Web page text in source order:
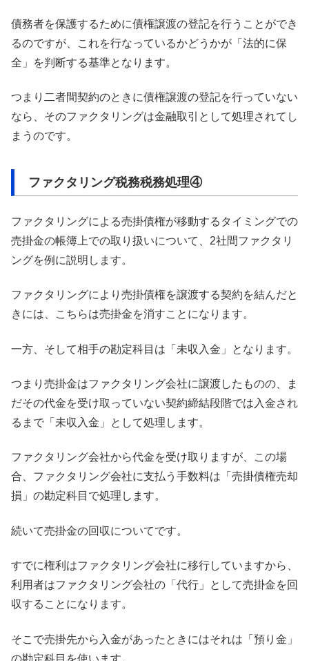
債務者を保護するために債権譲渡の登記を行うことができ
るのですが、これを行なっているかどうかが「法的に保
全」を判断する基準となります。
つまり二者間契約のときに債権譲渡の登記を行っていない
なら、そのファクタリングは金融取引として処理されてし
まうのです。
ファクタリング税務税務処理④
ファクタリングによる売掛債権が移動するタイミングでの
売掛金の帳簿上での取り扱いについて、2社間ファクタリ
ングを例に説明します。
ファクタリングにより売掛債権を譲渡する契約を結んだと
きには、こちらは売掛金を消すことになります。
一方、そして相手の勘定科目は「未収入金」となります。
つまり売掛金はファクタリング会社に譲渡したものの、ま
だその代金を受け取っていない契約締結段階では入金され
るまで「未収入金」として処理します。
ファクタリング会社から代金を受け取りますが、この場
合、ファクタリング会社に支払う手数料は「売掛債権売却
損」の勘定科目で処理します。
続いて売掛金の回収についてです。
すでに権利はファクタリング会社に移行していますから、
利用者はファクタリング会社の「代行」として売掛金を回
収することになります。
そこで売掛先から入金があったときにはそれは「預り金」
の勘定科目を使います。